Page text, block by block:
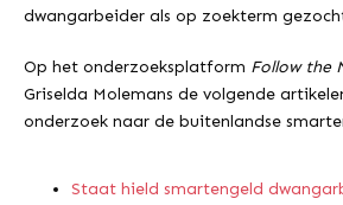
dwangarbeider als op zoekterm
Op het onderzoeksplatform Follow the
Griselda Molemans de volgende
onderzoek naar de buitenlandse
Staat hield smartengeld